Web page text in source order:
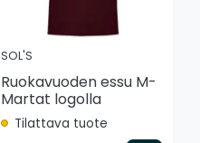
SOL'S
Ruokavuoden essu M-
Martat logolla
Tilattava tuote